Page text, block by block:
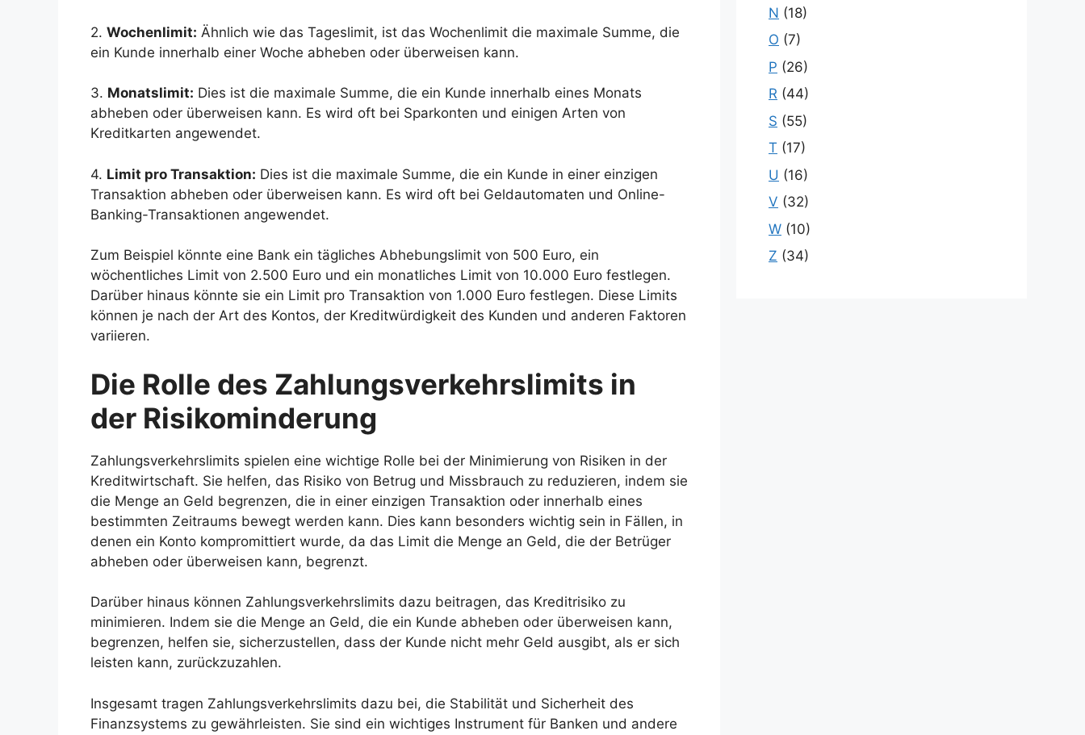
2. Wochenlimit: Ähnlich wie das Tageslimit, ist das Wochenlimit die maximale Summe, die
ein Kunde innerhalb einer Woche abheben oder überweisen kann.
3. Monatslimit: Dies ist die maximale Summe, die ein Kunde innerhalb eines Monats
abheben oder überweisen kann. Es wird oft bei Sparkonten und einigen Arten von
Kreditkarten angewendet.
4. Limit pro Transaktion: Dies ist die maximale Summe, die ein Kunde in einer einzigen
Transaktion abheben oder überweisen kann. Es wird oft bei Geldautomaten und Online-
Banking-Transaktionen angewendet.
Zum Beispiel könnte eine Bank ein tägliches Abhebungslimit von 500 Euro, ein
wöchentliches Limit von 2.500 Euro und ein monatliches Limit von 10.000 Euro festlegen.
Darüber hinaus könnte sie ein Limit pro Transaktion von 1.000 Euro festlegen. Diese Limits
können je nach der Art des Kontos, der Kreditwürdigkeit des Kunden und anderen Faktoren
variieren.
Die Rolle des Zahlungsverkehrslimits in
der Risikominderung
Zahlungsverkehrslimits spielen eine wichtige Rolle bei der Minimierung von Risiken in der
Kreditwirtschaft. Sie helfen, das Risiko von Betrug und Missbrauch zu reduzieren, indem sie
die Menge an Geld begrenzen, die in einer einzigen Transaktion oder innerhalb eines
bestimmten Zeitraums bewegt werden kann. Dies kann besonders wichtig sein in Fällen, in
denen ein Konto kompromittiert wurde, da das Limit die Menge an Geld, die der Betrüger
abheben oder überweisen kann, begrenzt.
Darüber hinaus können Zahlungsverkehrslimits dazu beitragen, das Kreditrisiko zu
minimieren. Indem sie die Menge an Geld, die ein Kunde abheben oder überweisen kann,
begrenzen, helfen sie, sicherzustellen, dass der Kunde nicht mehr Geld ausgibt, als er sich
leisten kann, zurückzuzahlen.
Insgesamt tragen Zahlungsverkehrslimits dazu bei, die Stabilität und Sicherheit des
Finanzsystems zu gewährleisten. Sie sind ein wichtiges Instrument für Banken und andere
N (18)
O (7)
P (26)
R (44)
S (55)
T (17)
U (16)
V (32)
W (10)
Z (34)